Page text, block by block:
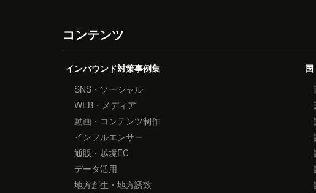
コンテンツ
インバウンド対策事例集
SNS・ソーシャル
WEB・メディア
動画・コンテンツ制作
インフルエンサー
通販・越境EC
データ活用
地方創生・地方誘致